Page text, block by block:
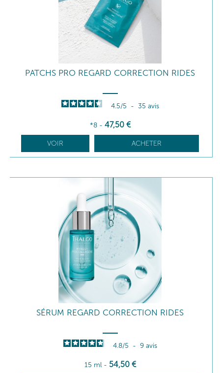
PATCHS PRO REGARD CORRECTION RIDES
4.5/5 - 35 avis
*8 - 47,50 €
VOIR ACHETER
SÉRUM REGARD CORRECTION RIDES
4.8/5 - 9 avis
15 ml - 54,50 €